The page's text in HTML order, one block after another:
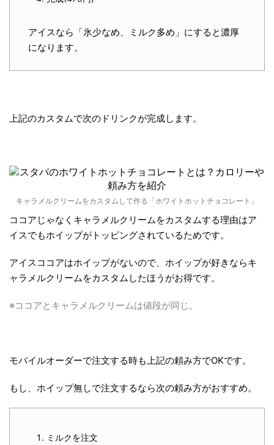
アイスなら「氷少なめ、ミルク多め」にすると濃厚
になります。
上記のカスタムで次のドリンクが完成します。
キャラメルクリームをカスタムして作る「ホワイトホットチョコレート」
ココアじゃなくキャラメルクリームをカスタムする理由はア
イスでもホイップがトッピングされているためです。
アイスココアはホイップがないので、ホイップが好きならキ
ャラメルクリームをカスタムしたほうがお得です。
※ココアとキャラメルクリームは値段が同じ。
モバイルオーダーで注文する時も上記の頼み方でOKです。
もし、ホイップ無しで注文するなら次の頼み方がおすすめ。
ミルクを注文